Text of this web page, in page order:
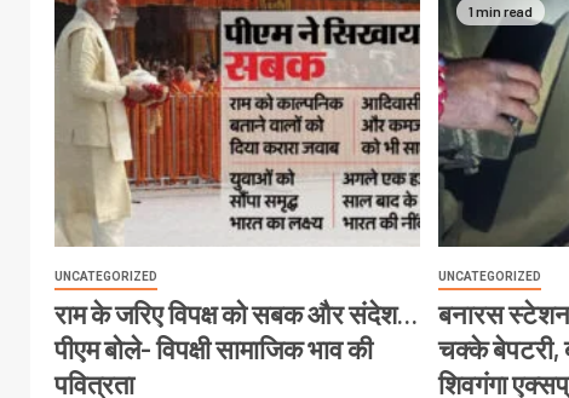
UNCATEGORIZED
राम के जरिए विपक्ष को सबक और संदेश…
पीएम बोले- विपक्षी सामाजिक भाव की
पवित्रता
1 min read
UNCATEGORIZED
बनारस स्टेशन
चक्के बेपटरी,
शिवगंगा